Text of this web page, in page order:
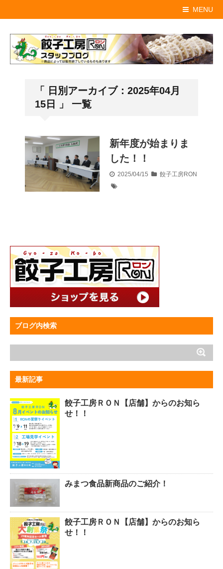
MENU
「 日別アーカイブ：2025年04月
15日 」 一覧
新年度が始まりま
した！！
2025/04/15 餃子工房RON
ブログ内検索
最新記事
餃子工房ＲＯＮ【店舗】からのお知ら
せ！！
みまつ食品新商品のご紹介！
餃子工房ＲＯＮ【店舗】からのお知ら
せ！！